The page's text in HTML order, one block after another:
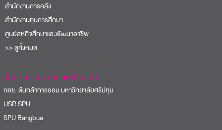
สำนักงานการคลัง
สำนักงานทุนการศึกษา
ศูนย์สหกิจศึกษาและพัฒนาอาชีพ
>> ดูทั้งหมด
โครงการและความร่วมมือ
ช. ต้นกล้าการออม มหาวิทยาลัยศรีปทุม
SPU
Bangbua